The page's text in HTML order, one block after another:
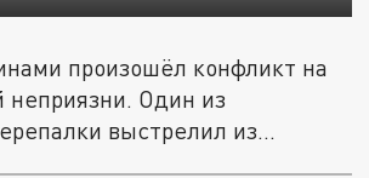
произошёл конфликт на
неприязни. Один из
выстрелил из...